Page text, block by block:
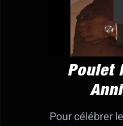
Poulet
Pour célébrer